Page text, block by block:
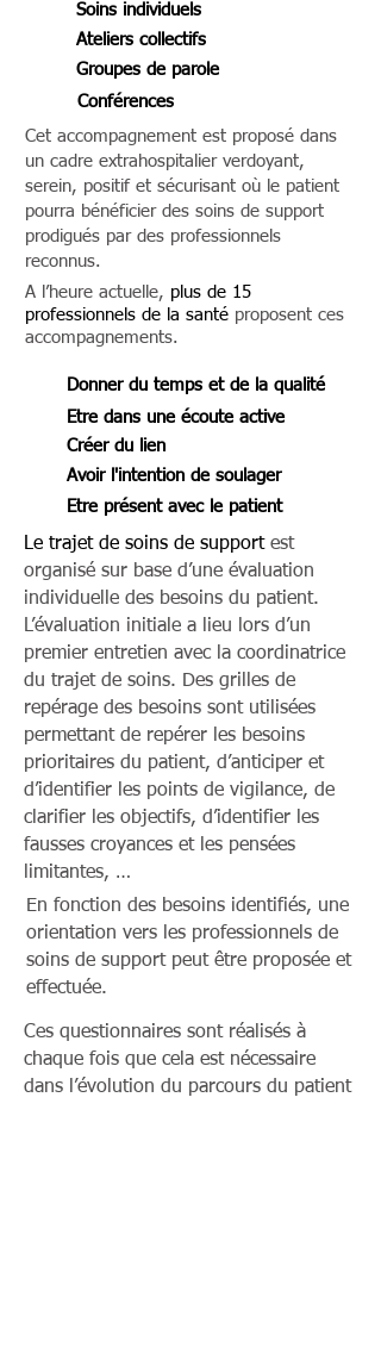
Cet accompagnement est proposé dans
un cadre extrahospitalier verdoyant,
serein, positif et sécurisant où e patient
pourra bénéficier des soins de support
prodigués par des professionnels
reconnus.
A l’heure actuelle, plus de 15
professionnels de la santé proposent ces
accompagnements.
Le trajet de soins de supportest
organisé sur base d’une évaluation
individuelle des besoins du patient.
L’évaluation initiale a lieu lors d’un
premier entretien avec la coordinatrice
du trajet de soins. Des grilles de
repérage des besoins sont utilisées
permettant de repérer les besoins
prioritaires du patient, d’anticiper et
d’identifier les points de vigilance, de
clarifier les objectifs, d’identifier les
fausses croyances et les pensées
limitantes, …
En fonction des besoins identifiés, une
orientation vers les professionnels de
soins de support peut être proposée et
effectuée.
Ces questionnaires sont réalisés à
chaque fois que cela est nécessaire
dans l’évolution du parcours du patient
Soins individuels
Ateliers collectifs
Groupes de parole
Conférences
Donner du temps et de la qualité
Etre dans une écouteactive
Créer du lien
Avoir l'intention de soulager
Etre présent avec le patient